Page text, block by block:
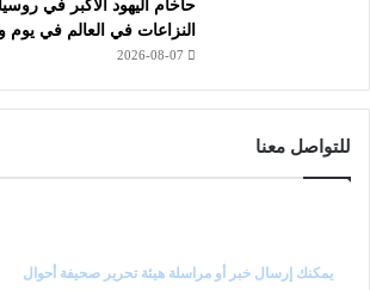
حاخام اليهود الأكبر في
النزاعات في العالم في يوم
2026-08-07
للتواصل معنا
يمكنك إرسال خبر أو مراسلة هيئة تحرير صحيفة أحوال